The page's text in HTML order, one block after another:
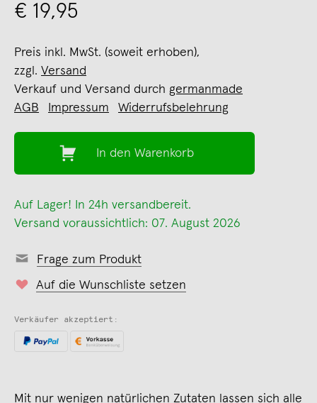
€ 19,95
Preis inkl. MwSt. (soweit erhoben),
zzgl. Versand
Verkauf und Versand durch germanmade
AGB
Impressum Widerrufsbelehrung
In den Warenkorb
Auf Lager! In 24h versandbereit.
Versand voraussichtlich: 07. August 2026
Frage zum Produkt
Auf die Wunschliste setzen
Verkäufer akzeptiert:
Mit nur wenigen natürlichen Zutaten lassen sich alle